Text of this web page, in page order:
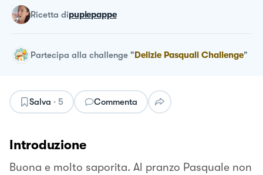
ricetta dipupiepappe
Partecipa alla challenge "Delizie Pasquali Challenge"
Salva · 5 Commenta
Introduzione
Buona e molto saporita. Al pranzo Pasquale non